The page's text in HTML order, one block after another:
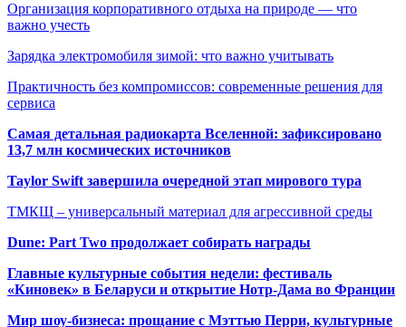
Организация корпоративного отдыха на природе — что
важно учесть
Зарядка электромобиля зимой: что важно учитывать
Практичность без компромиссов: современные решения для
сервиса
Самая детальная радиокарта Вселенной: зафиксировано
13,7 млн космических источников
Taylor Swift завершила очередной этап мирового тура
ТМКЩ – универсальный материал для агрессивной среды
Dune: Part Two продолжает собирать награды
Главные культурные события недели: фестиваль
«Киновек» в Беларуси и открытие Нотр-Дама во Франции
Мир шоу-бизнеса: прощание с Мэттью Перри, культурные